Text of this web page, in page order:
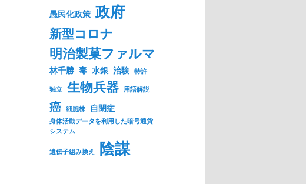
愚民化政策 政府
新型コロナ
明治製菓ファルマ
林千勝 毒 水銀 治験 特許
独立 生物兵器 用語解説
癌 細胞株 自閉症
身体活動データを利用した暗号通貨
システム
遺伝子組み換え 陰謀